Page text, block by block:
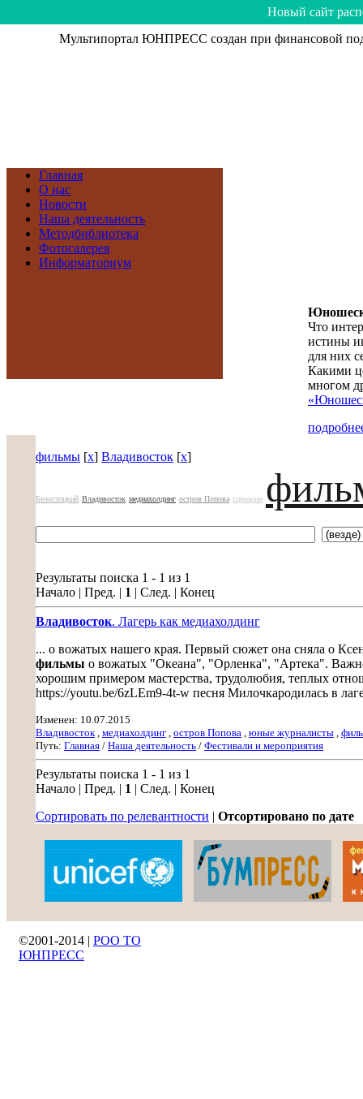
Hoвый caйт
Мультипортал ЮНПРЕСС создан при финансовой
Главная
О нас
Новости
Наша деятельность
Методбиблиотека
Фотогалерея
Информаториум
Что
истины
для них
Какими
многом
фильмы [x] Владивосток [x]
Белостоцкий Владивосток медиахолдинг остров Попова сценарии
Результаты поиска 1 - 1 из 1
Начало | Пред. | 1 | След. | Конец
Владивосток. Лагерь как медиахолдинг
... о вожатых нашего края. Первый сюжет она сняла о
фильмы о вожатых "Океана", "Орленка", "Артека".
хорошим примером мастерства, трудолюбия, теплых
https://youtu.be/6zLEm9-4t-w песня Милочкародилась в
Изменен: 10.07.2015
Владивосток, медиахолдинг , остров Попова , юные журналисты ,
Путь: Главная / Наша деятельность / Фестивали и мероприятия
Результаты поиска 1 - 1 из 1
Начало | Пред. | 1 | След. | Конец
Сортировать по релевантности | Отсортировано по дате
©2001-2014 | РОО ТО
ЮНПРЕСС